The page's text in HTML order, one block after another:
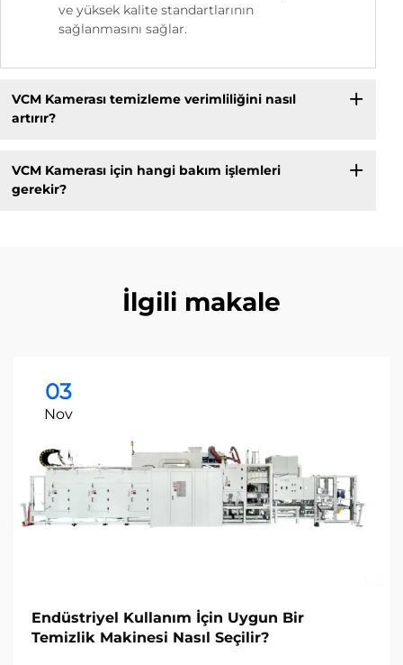
ve yüksek kalite standartlarının
sağlanmasını sağlar.
VCM Kamerası temizleme verimliliğini nasıl
artırır?
VCM Kamerası için hangi bakım işlemleri
gerekir?
İlgili makale
03
Nov
Endüstriyel Kullanım İçin Uygun Bir
Temizlik Makinesi Nasıl Seçilir?